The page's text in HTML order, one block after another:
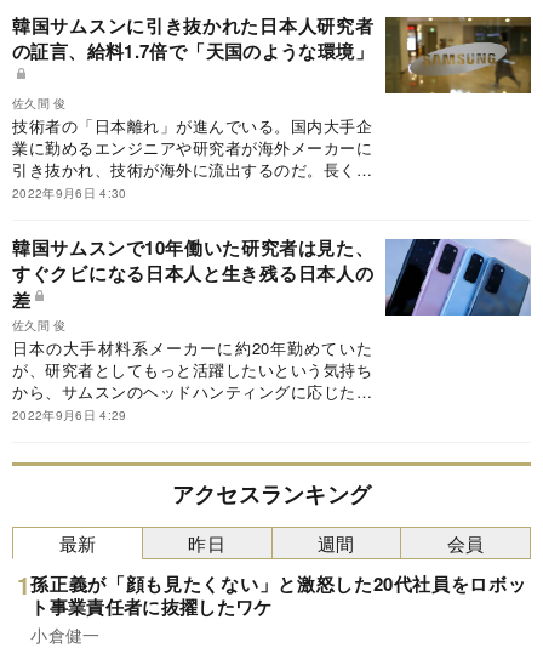
ンでの仕事は、社内の文化も、専門職へのサポー
ト体制も、外国人社員の国籍構成も、日本企業と
は大きく異なっていた。筆者同様に引き抜かれた
日本人社員の中には、1年程度で去って行った者
も多く、さらには文在寅政権下で極端な反日キャ
ンペーンが張られていた時期でもあった。内側か
ら見たサムスンの強みや独自性、そして外国人社
員がサムスンで生き抜くために気を付けるべき人
間関係について、生々しく語る。
韓国サムスンに引き抜かれた日本人研究者
の証言、給料1.7倍で「天国のような環境」
佐久間 俊
技術者の「日本離れ」が進んでいる。国内大手企
業に勤めるエンジニアや研究者が海外メーカーに
引き抜かれ、技術が海外に流出するのだ。長く勤
めて安定した大企業正社員の立場を捨てて、海外
か？2010年にサムスンに引き抜かれ、10年間勤め
たある日本人研究者が、どのように＆どんな条件
でサムスンに誘われたのか、勤めてみて分かった
サムスンと日本の一般企業の違い、韓国社会のど
こが良かったかなどについて語る。
2022年9月6日 4:30
韓国サムスンで10年働いた研究者は見た、
すぐクビになる日本人と生き残る日本人の
差
佐久間 俊
日本の大手材料系メーカーに約20年勤めていた
が、研究者としてもっと活躍したいという気持ち
から、サムスンのヘッドハンティングに応じた筆
者。2010年、40代前半で韓国へ渡り、サムスンで
ンでの仕事は、社内の文化も、専門職へのサポー
ト体制も、外国人社員の国籍構成も、日本企業と
は大きく異なっていた。筆者同様に引き抜かれた
日本人社員の中には、1年程度で去って行った者
も多く、さらには文在寅政権下で極端な反日キャ
ンペーンが張られていた時期でもあった。内側か
ら見たサムスンの強みや独自性、そして外国人社
員がサムスンで生き抜くために気を付けるべき人
間関係について、生々しく語る。
2022年9月6日 4:29
アクセスランキング
最新
孫正義が「顔も見たくない」と激怒した20代社員をロボッ
ト事業責任者に抜擢したワケ
小倉健一
昨日 週間 会員